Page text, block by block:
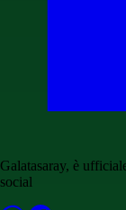
Galatasaray, è
social